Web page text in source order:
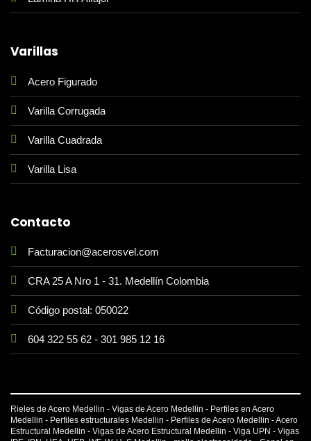
Varillas
Acero Figurado
Varilla Corrugada
Varilla Cuadrada
Varilla Lisa
Contacto
Facturacion@acerosvel.com
CRA 25 A Nro 1 - 31. Medellín Colombia
Código postal: 050022
604 322 55 62- 301 985 12 16
Rieles de Acero Medellin - Vigas de Acero Medellin - Perfiles en Acero
Medellin - Perfiles estructurales Medellin - Perfiles de Acero Medellin - Acero
Estructural Medellin - Vigas de Acero Estructural Medellin - Viga UPN - Vigas